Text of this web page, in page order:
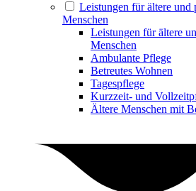
Leistungen für ältere und
Menschen
Leistungen für ältere
Menschen
Ambulante Pflege
Betreutes Wohnen
Tagespflege
Kurzzeit- und
Ältere Menschen mit